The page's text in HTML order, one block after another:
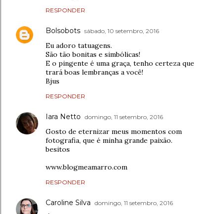
RESPONDER
Bolsobots sábado, 10 setembro, 2016
Eu adoro tatuagens.
São tão bonitas e simbólicas!
E o pingente é uma graça, tenho certeza que
trará boas lembranças a você!
Bjus
RESPONDER
Iara Netto domingo, 11 setembro, 2016
Gosto de eternizar meus momentos com
fotografia, que é minha grande paixão.
besitos
www.blogmeamarro.com
RESPONDER
Caroline Silva domingo, 11 setembro, 2016